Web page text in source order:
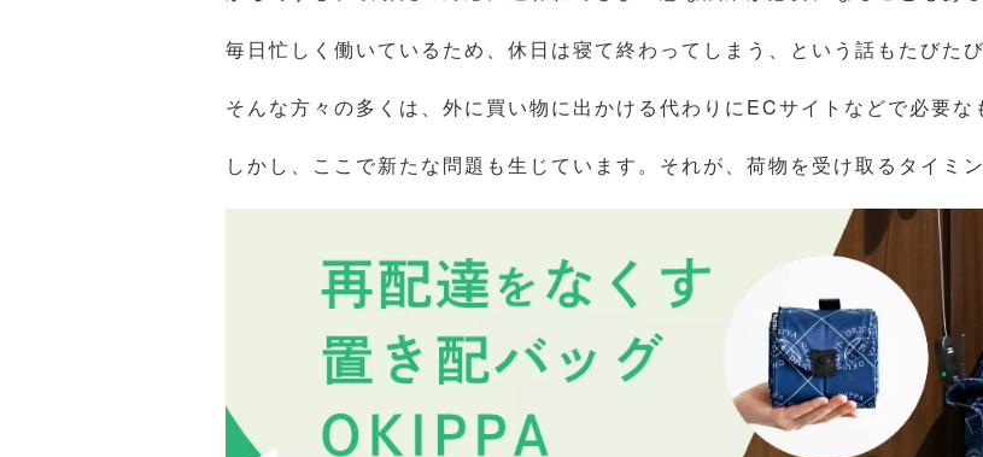
毎日忙しく働いているため、休日は寝て終わってしまう、という話もたびたび
そんな方々の多くは、外に買い物に出かける代わりにECサイトなどで必要な
しかし、ここで新たな問題も生じています。それが、荷物を受け取るタイミン